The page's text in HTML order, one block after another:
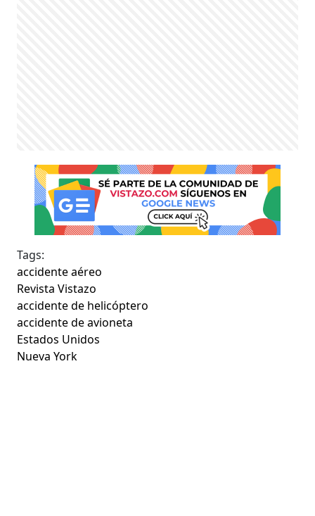
Tags:
accidente aéreo
Revista Vistazo
accidente de helicóptero
accidente de avioneta
Estados Unidos
Nueva York